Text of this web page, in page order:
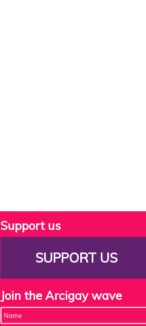
Support us
SUPPORT US
Join the Arcigay wave